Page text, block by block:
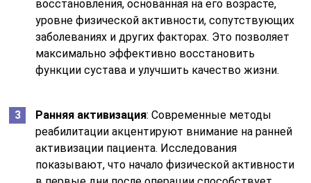
восстановления, основанная на его возрасте,
уровне физической активности, сопутствующих
заболеваниях и других факторах. Это позволяет
максимально эффективно восстановить
функции сустава и улучшить качество жизни.
Ранняя активизация: Современные методы
реабилитации акцентируют внимание на ранней
активизации пациента. Исследования
показывают, что начало физической активности